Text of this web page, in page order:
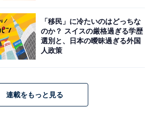
「移民」に冷たいのはどっちな
のか？ スイスの厳格過ぎる学歴
選別と、日本の曖昧過ぎる外国
人政策
連載をもっと見る